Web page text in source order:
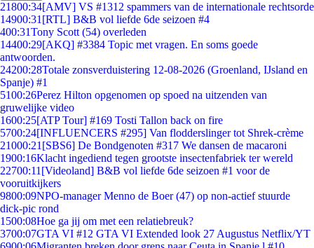
21800:34[AMV] VS #1312 spammers van de internationale rechtsorde
14900:31 [RTL] B&B vol liefde 6de seizoen #4
400:31Tony Scott (54) overleden
14400:29[AKQ] #3384 Topic met vragen. En soms goede
antwoorden.
24200:28Totale zonsverduistering 12-08-2026 (Groenland, IJsland en
Spanje) #1
5100:26Perez Hilton opgenomen op spoed na uitzenden van
gruwelijke video
1600:25[ATP Tour] #169 Tosti Tallon back on fire
5700:24[INFLUENCERS #295] Van flodderslinger tot Shrek-crème
21000:21 [SBS6] De Bondgenoten #317 We dansen de macaroni
1900:16Klacht ingediend tegen grootste insectenfabriek ter wereld
22700:11 [Videoland] B&B vol liefde 6de seizoen #1 voor de
vooruitkijkers
9800:09NPO-manager Menno de Boer (47) op non-actief stuurde
dick-pic rond
1500:08Hoe ga jij om met een relatiebreuk?
3700:07GTA VI #12 GTA VI Extended look 27 Augustus Netflix/YT